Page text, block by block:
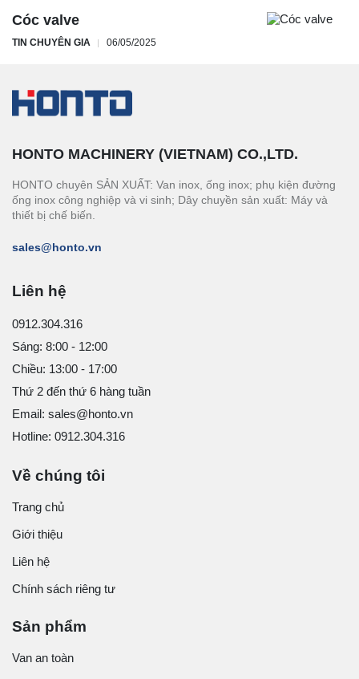
Cóc valve
TIN CHUYÊN GIA 06/05/2025
HONTO MACHINERY (VIETNAM) CO.,LTD.
HONTO chuyên SẢN XUẤT: Van inox, ống inox; phụ kiện đường
ống inox công nghiệp và vi sinh; Dây chuyền sản xuất: Máy và
thiết bị chế biến.
sales@honto.vn
Liên hệ
0912.304.316
Sáng: 8:00 - 12:00
Chiều: 13:00 - 17:00
Thứ 2 đến thứ 6 hàng tuần
Email: sales@honto.vn
Hotline: 0912.304.316
Về chúng tôi
Trang chủ
Giới thiệu
Liên hệ
Chính sách riêng tư
Sản phẩm
Van an toàn